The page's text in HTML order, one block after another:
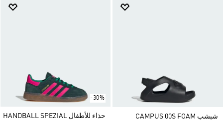
شبشب CAMPUS 00S FOAM
-30%
حذاء للأطفال HANDBALL SPEZIAL